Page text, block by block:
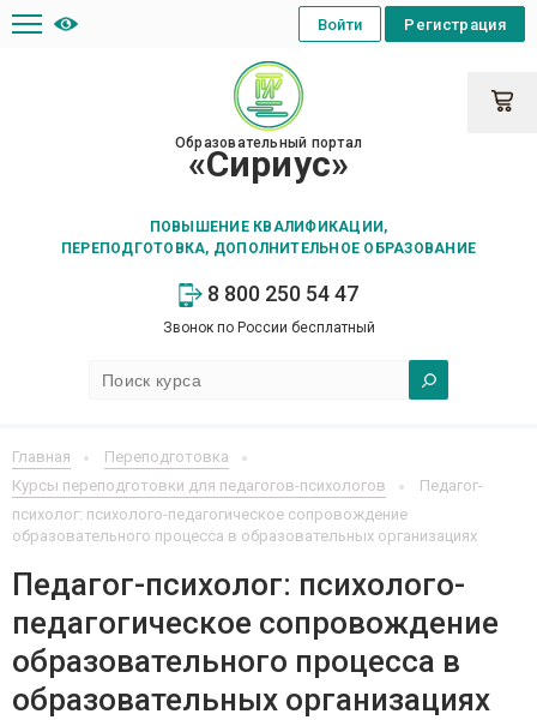
Образовательный портал
«Сириус»
ПОВЫШЕНИЕ КВАЛИФИКАЦИИ,
ПЕРЕПОДГОТОВКА, ДОПОЛНИТЕЛЬНОЕ ОБРАЗОВАНИЕ
8 800 250 54 47
Звонок по России бесплатный
Регистрация
Войти
Главная
Переподготовка
Курсы переподготовки для педагогов-психологов
Педагог-
психолог: психолого-педагогическое сопровождение
образовательного процесса в образовательных организациях
Педагог-психолог: психолого-
педагогическое сопровождение
образовательного процесса в
образовательных организациях